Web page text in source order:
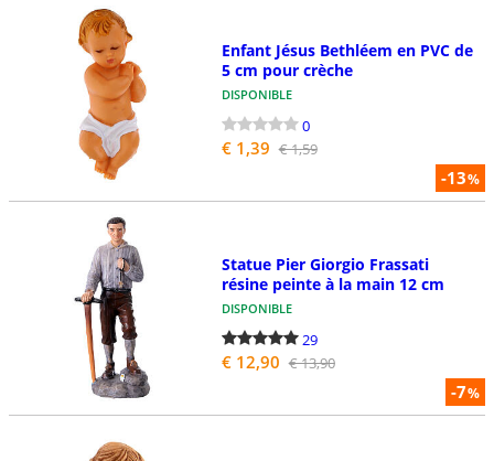
-13%
Enfant Jésus Bethléem en PVC de
5 cm pour crèche
DISPONIBLE
0
€ 1,39 € 1,59
-7%
Statue Pier Giorgio Frassati
résine peinte à la main 12 cm
DISPONIBLE
29
€ 12,90 € 13,90